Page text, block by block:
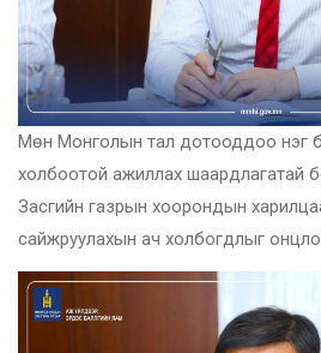
Мөн Монголын тал дотооддоо нэг
холбоотой ажиллах шаардлагатай
Засгийн газрын хоорондын
сайжруулахын ач холбогдлыг